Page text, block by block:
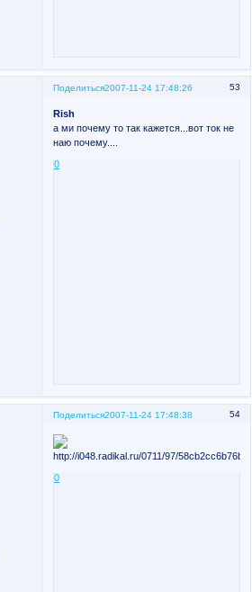
Поделиться 53
2007-11-24 17:48:26
Rish
а ми почему то так кажется...вот ток не
наю почему....
0
Поделиться 54
2007-11-24 17:48:38
0